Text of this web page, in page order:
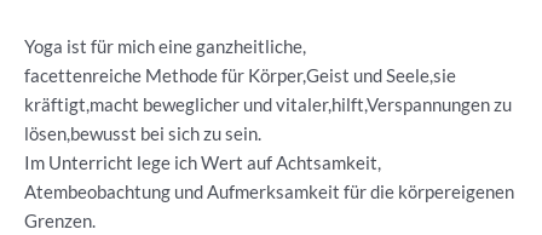
Yoga ist für mich eine ganzheitliche,
facettenreiche Methode für Körper,Geist und Seele,sie
kräftigt,macht beweglicher und vitaler,hilft,Verspannungen zu
lösen,bewusst bei sich zu sein.
Im Unterricht lege ich Wert auf Achtsamkeit,
Atembeobachtung und Aufmerksamkeit für die körpereigenen
Grenzen.